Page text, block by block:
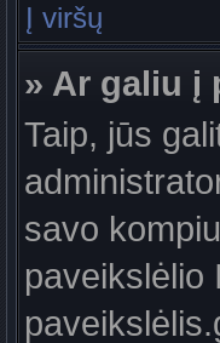
Į viršų
» Ar galiu į
Taip, jūs
savo
paveikslėlio